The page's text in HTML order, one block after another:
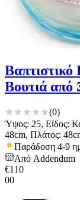
Βουτιά από
(0)
Ύψος: 25, Είδος:
48cm, Πλάτος:
Παράδοση 4-9
Από Addendum
€110
00